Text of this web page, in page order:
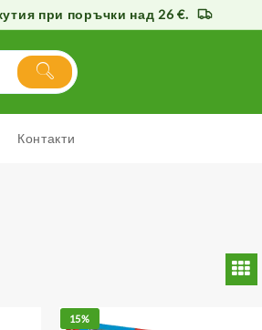
при поръчки над 26 €.
Контакти
15%